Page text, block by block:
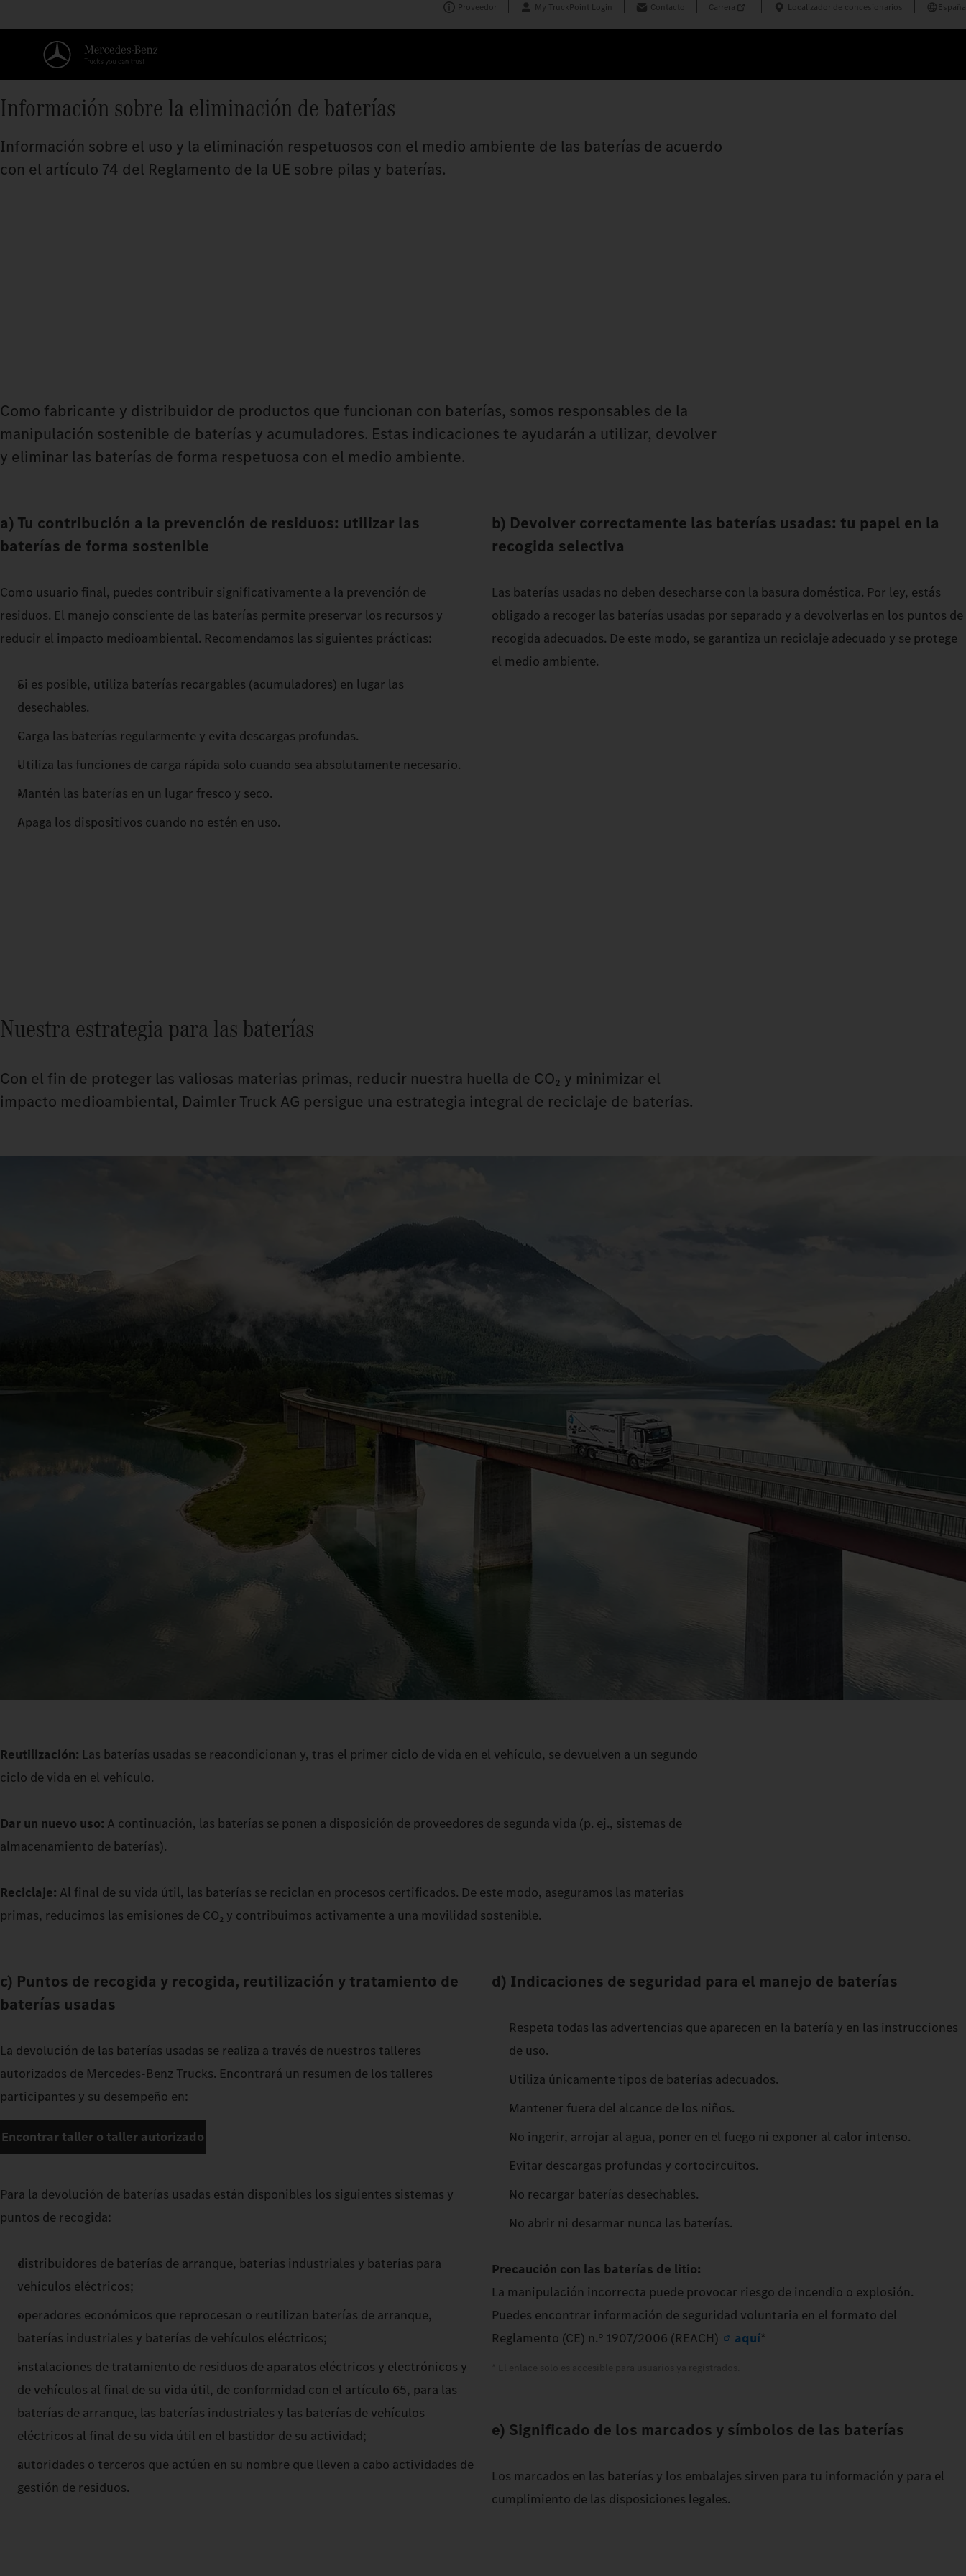
Proveedor My TruckPoint Login Contacto Carrera Localizador de concesionarios España
Información sobre la eliminación de baterías
Información sobre el uso y la eliminación respetuosos con el medio ambiente de las baterías de acuerdo
con el artículo 74 del Reglamento de la UE sobre pilas y baterías.
Como fabricante y distribuidor de productos que funcionan con baterías, somos responsables de la
manipulación sostenible de baterías y acumuladores. Estas indicaciones te ayudarán a utilizar, devolver
y eliminar las baterías de forma respetuosa con el medio ambiente.
a) Tu contribución a la prevención de residuos: utilizar las
baterías de forma sostenible
Como usuario final, puedes contribuir significativamente a la prevención de
residuos. El manejo consciente de las baterías permite preservar los recursos y
reducir el impacto medioambiental. Recomendamos las siguientes prácticas:
Si es posible, utiliza baterías recargables (acumuladores) en lugar las
desechables.
Carga las baterías regularmente y evita descargas profundas.
Utiliza las funciones de carga rápida solo cuando sea absolutamente necesario.
Mantén las baterías en un lugar fresco y seco.
Apaga los dispositivos cuando no estén en uso.
b) Devolver correctamente las baterías usadas: tu papel en la
recogida selectiva
Las baterías usadas no deben desecharse con la basura doméstica. Por ley, estás
obligado a recoger las baterías usadas por separado y a devolverlas en los puntos de
recogida adecuados. De este modo, se garantiza un reciclaje adecuado y se protege
el medio ambiente.
Nuestra estrategia para las baterías
Con el fin de proteger las valiosas materias primas, reducir nuestra huella de CO₂ y minimizar el
impacto medioambiental, Daimler Truck AG persigue una estrategia integral de reciclaje de baterías.
Reutilización: Las baterías usadas se reacondicionan y, tras el primer ciclo de vida en el vehículo, se devuelven a un segundo
ciclo de vida en el vehículo.
Dar un nuevo uso: A continuación, las baterías se ponen a disposición de proveedores de segunda vida (p. ej., sistemas de
almacenamiento de baterías).
Reciclaje: Al final de su vida útil, las baterías se reciclan en procesos certificados. De este modo, aseguramos las materias
primas, reducimos las emisiones de CO₂ y contribuimos activamente a una movilidad sostenible.
c) Puntos de recogida y recogida, reutilización y tratamiento de
baterías usadas
La devolución de las baterías usadas se realiza a través de nuestros talleres
autorizados de Mercedes-Benz Trucks. Encontrará un resumen de los talleres
participantes y su desempeño en:
Encontrar taller o taller autorizado
Para la devolución de baterías usadas están disponibles los siguientes sistemas y
puntos de recogida:
distribuidores de baterías de arranque, baterías industriales y baterías para
vehículos eléctricos;
operadores económicos que reprocesan o reutilizan baterías de arranque,
baterías industriales y baterías de vehículos eléctricos;
instalaciones de tratamiento de residuos de aparatos eléctricos y electrónicos y
de vehículos al final de su vida útil, de conformidad con el artículo 65, para las
baterías de arranque, las baterías industriales y las baterías de vehículos
eléctricos al final de su vida útil en el bastidor de su actividad;
autoridades o terceros que actúen en su nombre que lleven a cabo actividades de
gestión de residuos.
d) Indicaciones de seguridad para el manejo de baterías
Respeta todas las advertencias que aparecen en la batería y en las instrucciones
de uso.
Utiliza únicamente tipos de baterías adecuados.
Mantener fuera del alcance de los niños.
No ingerir, arrojar al agua, poner en el fuego ni exponer al calor intenso.
Evitar descargas profundas y cortocircuitos.
No recargar baterías desechables.
No abrir ni desarmar nunca las baterías.
Precaución con las baterías de litio:
La manipulación incorrecta puede provocar riesgo de incendio o explosión.
Puedes encontrar información de seguridad voluntaria en el formato del
Reglamento (CE) n.º 1907/2006 (REACH)
aquí*
e) Significado de los marcados y símbolos de las baterías
Los marcados en las baterías y los embalajes sirven para tu información y para el
cumplimiento de las disposiciones legales.